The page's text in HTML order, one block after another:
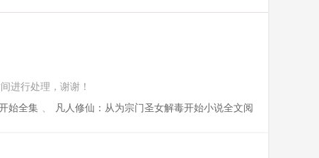
进行处理，谢谢！
始全集 、
凡人修仙：从为宗门圣女解毒开始小说全文阅